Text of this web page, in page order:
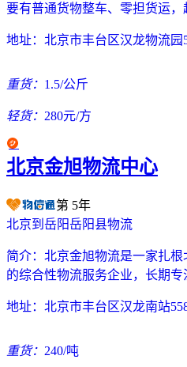
要有普通货物整车、零担货运
地址： 北京市丰台区汉龙物流园
重货： 1.5/公斤
轻货： 280元/方
北京金旭物流中心
第 5年
北京到岳阳岳阳县物流
简介： 北京金旭物流是一家扎
的综合性物流服务企业，长期
地址： 北京市丰台区汉龙南站
重货： 240/吨